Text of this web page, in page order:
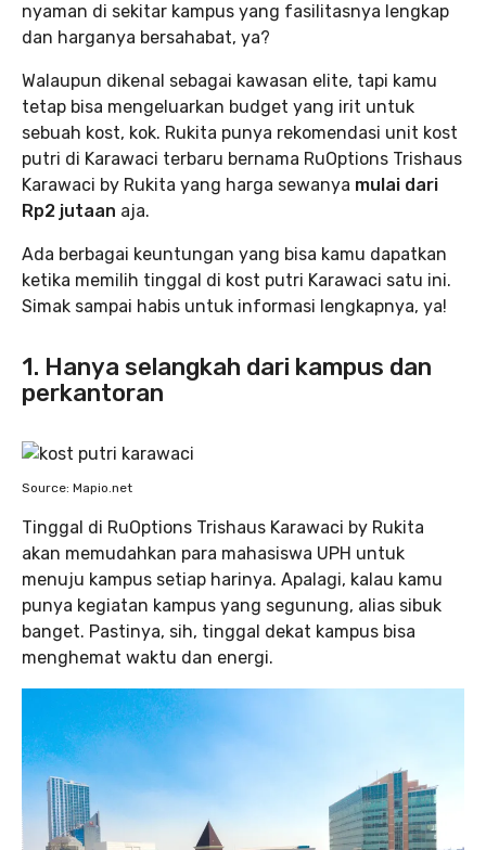
nyaman di sekitar kampus yang fasilitasnya lengkap
dan harganya bersahabat, ya?
Walaupun dikenal sebagai kawasan elite, tapi kamu
tetap bisa mengeluarkan budget yang irit untuk
sebuah kost, kok. Rukita punya rekomendasi unit kost
putri di Karawaci terbaru bernama RuOptions Trishaus
Karawaci by Rukita yang harga sewanya mulai dari
Rp2 jutaan aja.
Ada berbagai keuntungan yang bisa kamu dapatkan
ketika memilih tinggal di kost putri Karawaci satu ini.
Simak sampai habis untuk informasi lengkapnya, ya!
1. Hanya selangkah dari kampus dan
perkantoran
Source: Mapio.net
Tinggal di RuOptions Trishaus Karawaci by Rukita
akan memudahkan para mahasiswa UPH untuk
menuju kampus setiap harinya. Apalagi, kalau kamu
punya kegiatan kampus yang segunung, alias sibuk
banget. Pastinya, sih, tinggal dekat kampus bisa
menghemat waktu dan energi.